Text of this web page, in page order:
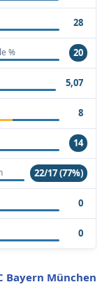
28
% 20
5,07
8
14
22/17 (77%)
0
0
Bayern München